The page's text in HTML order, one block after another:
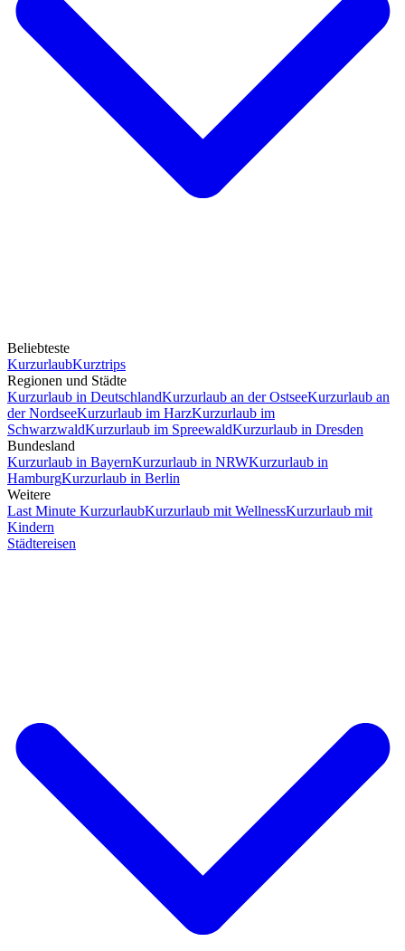
Beliebteste
KurzurlaubKurztrips
Regionen und Städte
Kurzurlaub in DeutschlandKurzurlaub an der OstseeKurzurlaub an
der NordseeKurzurlaub im HarzKurzurlaub im
SchwarzwaldKurzurlaub im SpreewaldKurzurlaub in Dresden
Bundesland
Kurzurlaub in BayernKurzurlaub in NRWKurzurlaub in
HamburgKurzurlaub in Berlin
Weitere
Last Minute KurzurlaubKurzurlaub mit WellnessKurzurlaub mit
Kindern
Städtereisen